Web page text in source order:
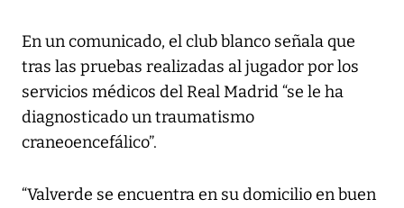
En un comunicado, el club blanco señala que
tras las pruebas realizadas al jugador por los
servicios médicos del Real Madrid “se le ha
diagnosticado un traumatismo
craneoencefálico”.
“Valverde se encuentra en su domicilio en buen